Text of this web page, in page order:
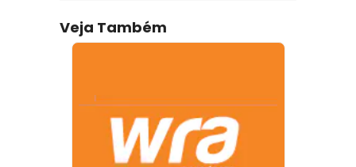
Veja Também